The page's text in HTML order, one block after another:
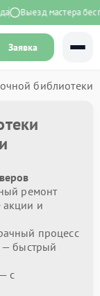
Выезд мастера
Заявка
библиотеки
ремонт
акции и
процесс
— быстрый
— с